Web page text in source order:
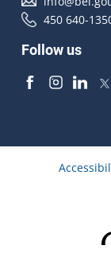
450 640-
Follow us